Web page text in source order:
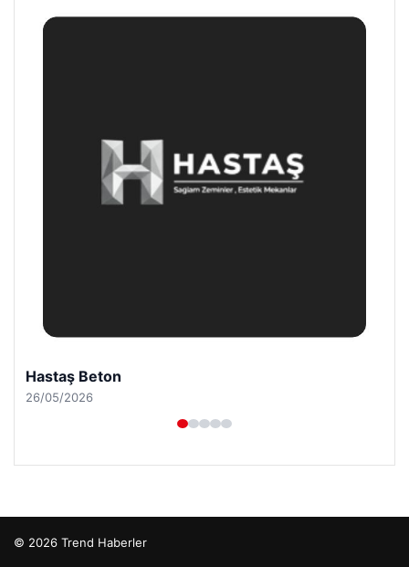
Hastaş Beton
26/05/2026
© 2026 Trend Haberler